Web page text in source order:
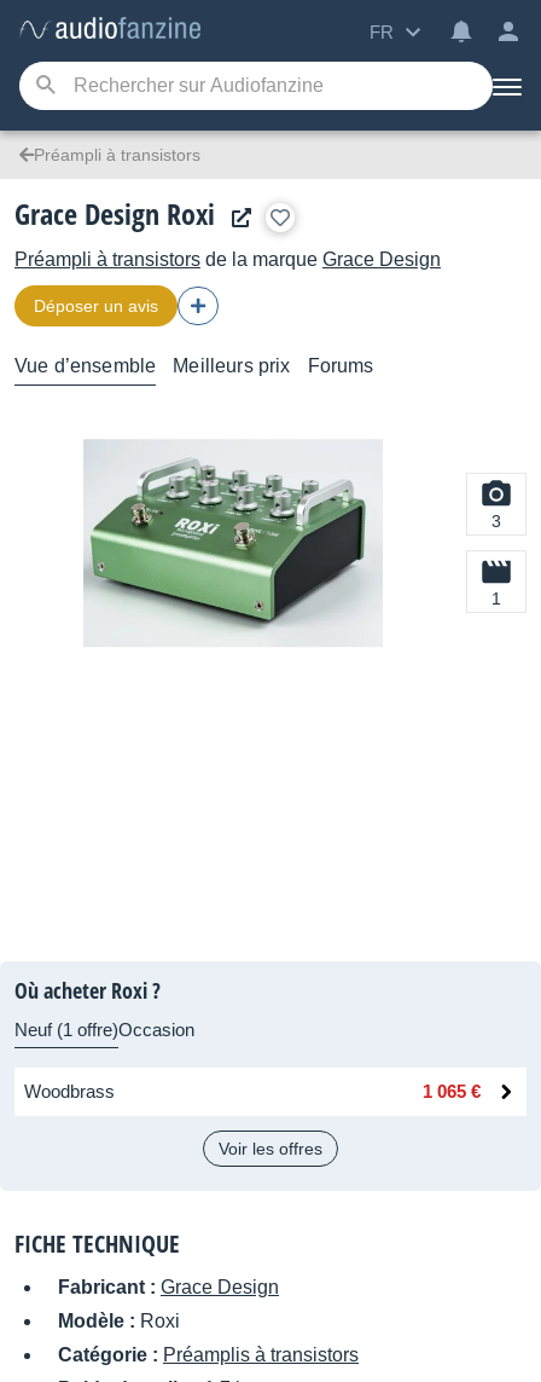
FR
Préampli à transistors
Grace Design Roxi
Préampli à transistors de la marque Grace Design
Déposer un avis
Vue d’ensemble Meilleurs prix Forums
3
1
Où acheter Roxi ?
Neuf (1 offre)Occasion
Woodbrass 1 065 €
Voir les offres
FICHE TECHNIQUE
Fabricant : Grace Design
Modèle : Roxi
Catégorie : Préamplis à transistors